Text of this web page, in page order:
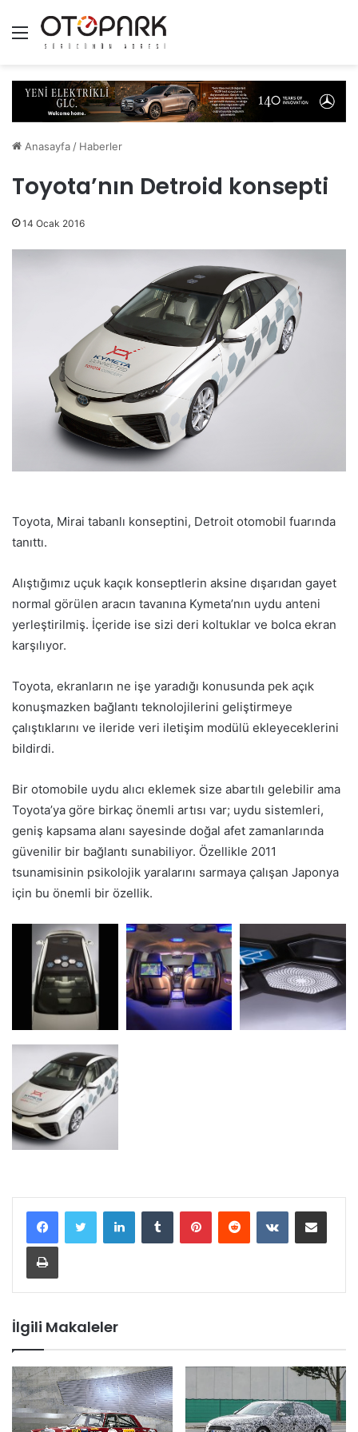
Menü
Anasayfa / Haberler
Toyota’nın Detroid konsepti
14 Ocak 2016
Toyota, Mirai tabanlı konseptini, Detroit otomobil fuarında
tanıttı.
Alıştığımız uçuk kaçık konseptlerin aksine dışarıdan gayet
normal görülen aracın tavanına Kymeta’nın uydu anteni
yerleştirilmiş. İçeride ise sizi deri koltuklar ve bolca ekran
karşılıyor.
Toyota, ekranların ne işe yaradığı konusunda pek açık
konuşmazken bağlantı teknolojilerini geliştirmeye
çalıştıklarını ve ileride veri iletişim modülü ekleyeceklerini
bildirdi.
Bir otomobile uydu alıcı eklemek size abartılı gelebilir ama
Toyota’ya göre birkaç önemli artısı var; uydu sistemleri,
geniş kapsama alanı sayesinde doğal afet zamanlarında
güvenilir bir bağlantı sunabiliyor. Özellikle 2011
tsunamisinin psikolojik yaralarını sarmaya çalışan Japonya
için bu önemli bir özellik.
İlgili Makaleler